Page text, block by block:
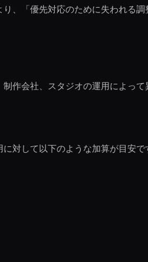
、「優先対応のために失われる
作会社、スタジオの運用によっ
対して以下のような加算が目安で